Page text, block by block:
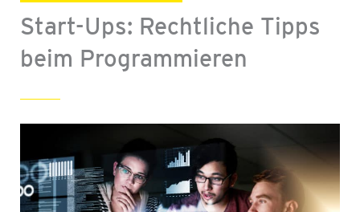
Start-Ups: Rechtliche Tipps
beim Programmieren